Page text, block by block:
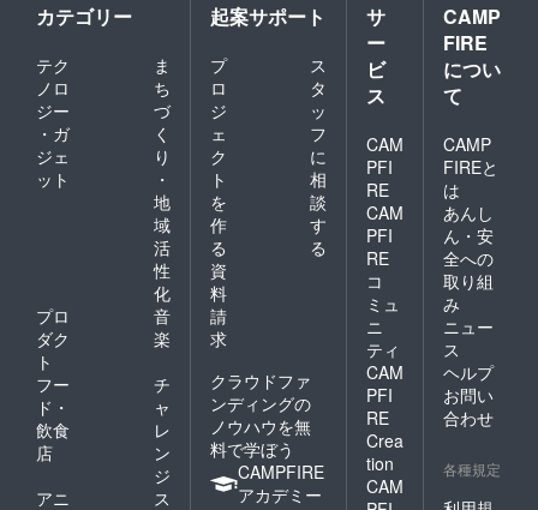
カテゴリー
テク
ノロ
ジー
・ガ
ジェ
ット
ま
ち
づ
く
り
・
地
域
活
性
化
プロ
ダク
ト
音
楽
フー
ド・
飲食
店
チ
ャ
レ
ン
ジ
アニ
ス
起案サポート
プ
ロ
ジ
ェ
ク
ト
を
作
る
ス
タ
ッ
フ
に
相
談
す
る
資
料
請
求
クラウドファ
ンディングの
ノウハウを無
料で学ぼう
CAMPFIRE
アカデミー
サ
ー
ビ
ス
CAM
PFI
RE
CAM
PFI
RE
コ
ミュ
ニ
ティ
CAM
PFI
RE
Crea
tion
CAM
CAMP
FIRE
につい
て
CAMP
FIREと
は
あんし
ん・安
全への
取り組
み
ニュー
ス
ヘルプ
お問い
合わせ
各種規定